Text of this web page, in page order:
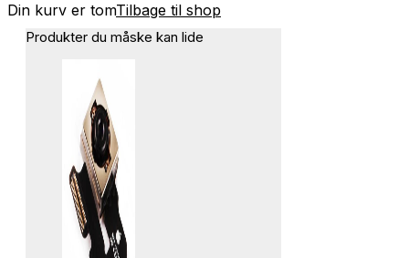
Din kurv er tomTilbage til shop
Produkter du måske kan lide